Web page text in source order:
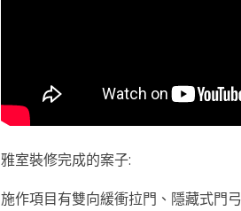
雅室裝修完成的案子:
施作項目有雙向緩衝拉門、隱藏式門